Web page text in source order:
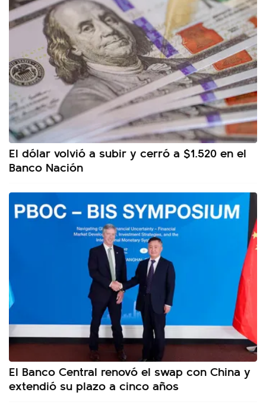
El dólar volvió a subir y cerró a $1.520 en el
Banco Nación
El Banco Central renovó el swap con China y
extendió su plazo a cinco años